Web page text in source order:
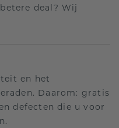
deal? Wij
en het
Daarom: gratis
defecten die u voor